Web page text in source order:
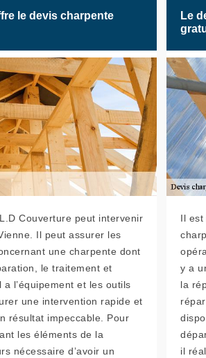
le devis charpente
Couverture peut intervenir
Il peut assurer les
une charpente dont
le traitement et
a l’équipement et les outils
une intervention rapide et
résultat impeccable. Pour
les éléments de la
nécessaire d’avoir un
Le
Il est
y a
la
il